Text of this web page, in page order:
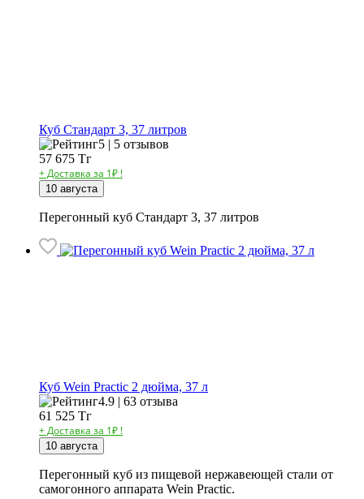
Куб Стандарт 3, 37 литров
5 | 5 отзывов
57 675 Тг
+ Доставка за 1₽ !
10 августа
Перегонный куб Стандарт 3, 37 литров
Куб Wein Practic 2 дюйма, 37 л
4.9 | 63 отзыва
61 525 Тг
+ Доставка за 1₽ !
10 августа
Перегонный куб из пищевой нержавеющей стали от
самогонного аппарата Wein Practic.